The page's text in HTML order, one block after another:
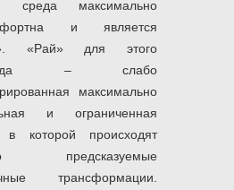
среда максимально
и является
«Рай» для этого
– слабо
максимально
и ограниченная
в которой происходят
предсказуемые
трансформации.